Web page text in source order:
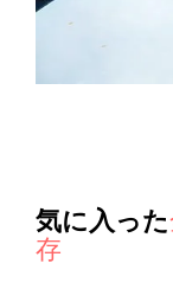
気に入った
存